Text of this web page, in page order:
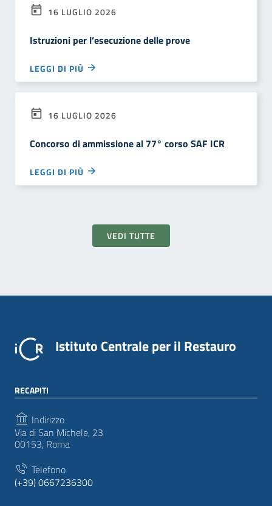
16 LUGLIO 2026
Istruzioni per l’esecuzione delle prove
LEGGI DI PIÙ
16 LUGLIO 2026
Concorso di ammissione al 77° corso SAF ICR
LEGGI DI PIÙ
VEDI TUTTE
Istituto Centrale per il Restauro
RECAPITI
Indirizzo
Via di San Michele, 23
00153, Roma
Telefono
(+39) 0667236300